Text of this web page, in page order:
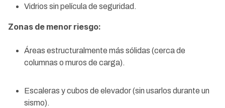
Vidrios sin película de seguridad.
Zonas de menor riesgo:
Áreas estructuralmente más sólidas (cerca de
columnas o muros de carga).
Escaleras y cubos de elevador (sin usarlos durante un
sismo).